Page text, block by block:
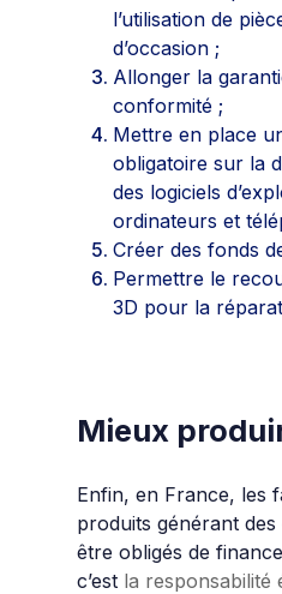
l’utilisation de
d’occasion ;
Allonger la
conformité ;
Mettre en place
obligatoire sur la
des logiciels
ordinateurs et
Créer des fonds
Permettre le
3D pour la
Mieux
Enfin, en France, les
produits générant
être obligés de
c’est la responsabilité